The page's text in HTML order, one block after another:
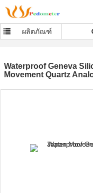
ผลิตภัณฑ์
Waterproof Geneva
Movement Quartz